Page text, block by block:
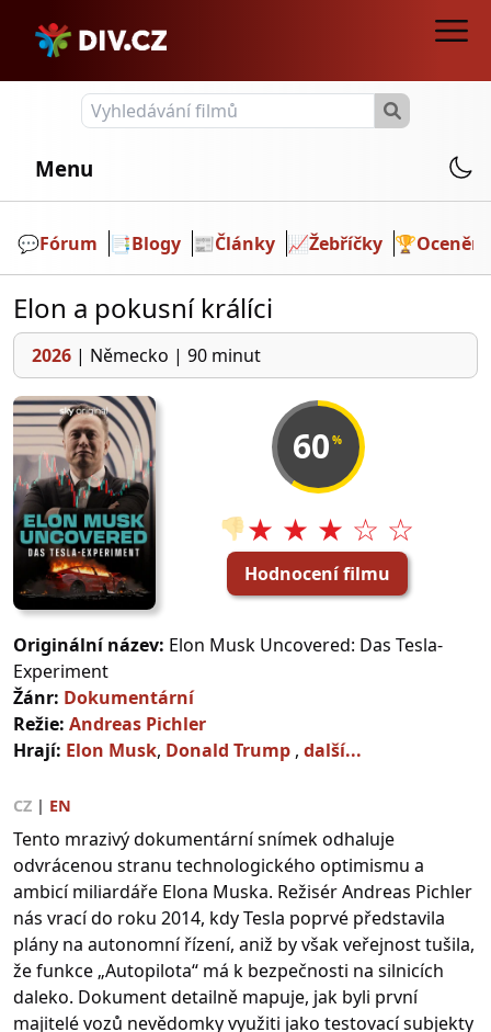
Menu
💬️Fórum 📑Blogy 📰Články 📈Žebříčky 🏆Ocenění
Elon a pokusní králíci
2026 | Německo | 90 minut
60 %
👎★ ★ ★ ☆ ☆
Hodnocení filmu
Originální název: Elon Musk Uncovered: Das Tesla-
Experiment
Žánr: Dokumentární
Režie: Andreas Pichler
Hrají: Elon Musk, Donald Trump , další...
CZ | EN
Tento mrazivý dokumentární snímek odhaluje
odvrácenou stranu technologického optimismu a
ambicí miliardáře Elona Muska. Režisér Andreas Pichler
nás vrací do roku 2014, kdy Tesla poprvé představila
plány na autonomní řízení, aniž by však veřejnost tušila,
že funkce „Autopilota“ má k bezpečnosti na silnicích
daleko. Dokument detailně mapuje, jak byli první
majitelé vozů nevědomky využiti jako testovací subjekty